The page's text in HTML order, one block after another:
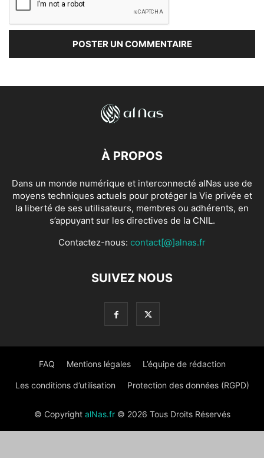
À PROPOS
Dans un monde numérique et interconnecté alNas use de
moyens techniques actuels pour protéger la Vie privée et
la liberté de ses utilisateurs, membres ou adhérents, en
s’appuyant sur les directives de la CNIL.
Contactez-nous: contact[@]alnas.fr
SUIVEZ NOUS
FAQ Mentions légales L’équipe de rédaction
Les conditions d’utilisation Protection des données (RGPD)
© Copyright alNas.fr© 2026 Tous Droits Réservés